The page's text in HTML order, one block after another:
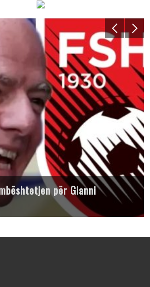
për Gianni